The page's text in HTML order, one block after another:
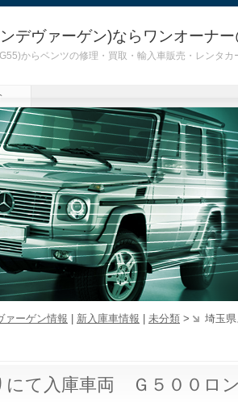
デヴァーゲン)ならワンオーナ
からベンツの修理・買取・輸入車販売・レンタカ
ァーゲン情報 新入庫車情報 未分類 > 埼玉
にて入庫車両 Ｇ５００ロ